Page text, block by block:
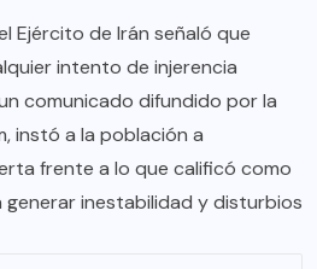
Ejército de Irán señaló que
intento de injerencia
comunicado difundido por la
instó a la población a
frente a lo que calificó como
inestabilidad y disturbios